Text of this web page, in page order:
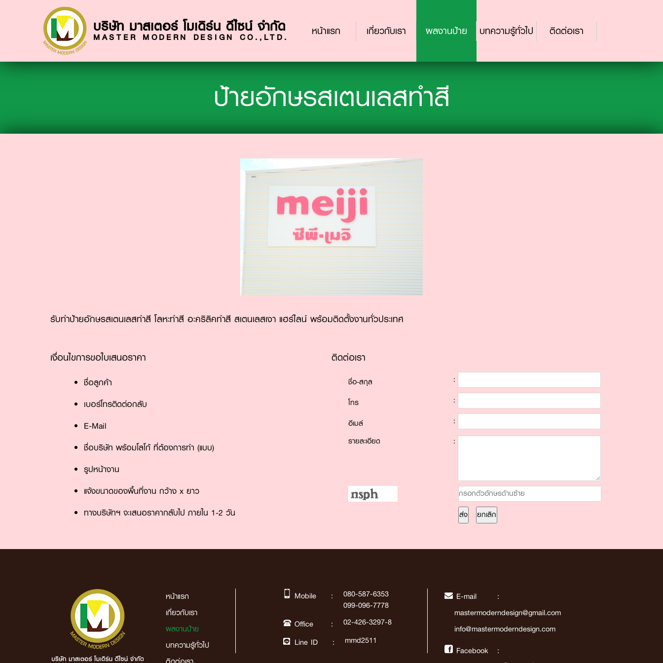
บริษัท มาสเตอร์ โมเดิร์น ดีไซน์ จำกัด
MASTER MODERN DESIGN CO.,LTD. หน้าแรก(current)เกี่ยวกับเรา ผลงานป้าย บทความรู้ทั่วไป ติดต่อเรา
ป้ายอักษรสเตนเลสทำสี
รับทำป้ายอักษรสเตนเลสทำสี โลหะทำสี อะคริลิคทำสี สเตนเลสเงา แฮร์ไลน์ พร้อมติดตั้งงานทั่วประเทศ
เงื่อนไขการขอใบเสนอราคา
ชื่อลูกค้า
เบอร์โทรติดต่อกลับ
E-Mail
ชื่อบริษัท พร้อมโลโก้ ที่ต้องการทำ (แบบ)
รูปหน้างาน
แจ้งขนาดของพื้นที่งาน กว้าง x ยาว
ทางบริษัทฯ จะเสนอราคากลับไป ภายใน 1-2 วัน
ติดต่อเรา
ชื่อ-สกุล :
โทร :
อีเมล์
:
รายละเอียด
:
หน้าแรก
เกี่ยวกับเรา
ผลงานป้าย
บทความรู้ทั่วไป
Mobile :
080-587-6353
099-096-7778
Office :
02-426-3297-8
Line ID :
mmd2511
E-mail :
mastermoderndesign@gmail.com
info@mastermoderndesign.com
Facebook :